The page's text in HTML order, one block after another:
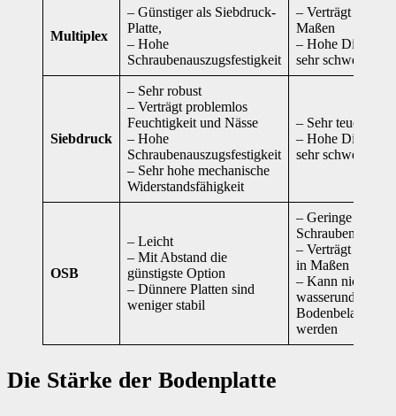
Multiplex
– Günstiger als Siebdruck-
Platte,
– Hohe
Schraubenauszugsfestigkeit
– Verträgt Nässe
Maßen
– Hohe Dichte,
sehr schwer
Siebdruck
– Sehr robust
– Verträgt problemlos
Feuchtigkeit und Nässe
– Hohe
Schraubenauszugsfestigkeit
– Sehr hohe mechanische
Widerstandsfähigkeit
– Sehr teuer
– Hohe Dichte,
sehr schwer
OSB
– Leicht
– Mit Abstand die
günstigste Option
– Dünnere Platten sind
weniger stabil
– Geringe
– Verträgt
in Maßen
– Kann nicht
Bodenbelag
werden
Die Stärke der Bodenplatte